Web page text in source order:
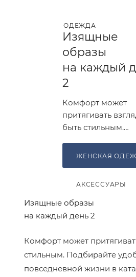
ОДЕЖДА
Изящные
образы
на каждый
2
Комфорт может
притягивать
быть стильным.
одежду для
футболки с
или брюки для
ЖЕНСКАЯ
АКСЕССУАРЫ
Изящные образы
на каждый день 2
Комфорт может
стильным. Подбирайте
повседневной жизни в